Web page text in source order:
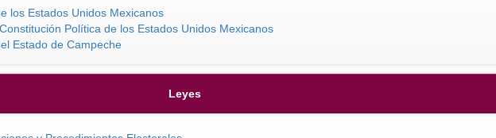
los Estados Unidos Mexicanos
Política de los Estados Unidos Mexicanos
Estado de Campeche
Leyes